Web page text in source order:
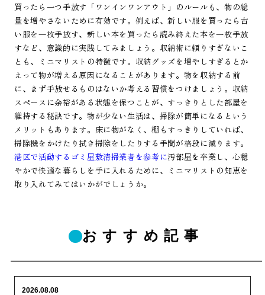
買ったら一つ手放す「ワンインワンアウト」のルールも、物の総
量を増やさないために有効です。例えば、新しい服を買ったら古
い服を一枚手放す、新しい本を買ったら読み終えた本を一枚手放
すなど、意識的に実践してみましょう。収納術に頼りすぎないこ
とも、ミニマリストの特徴です。収納グッズを増やしすぎるとか
えって物が増える原因になることがあります。物を収納する前
に、まず手放せるものはないか考える習慣をつけましょう。収納
スペースに余裕がある状態を保つことが、すっきりとした部屋を
維持する秘訣です。物が少ない生活は、掃除が簡単になるという
メリットもあります。床に物がなく、棚もすっきりしていれば、
掃除機をかけたり拭き掃除をしたりする手間が格段に減ります。
港区で活動するゴミ屋敷清掃業者を参考に汚部屋を卒業し、心穏
やかで快適な暮らしを手に入れるために、ミニマリストの知恵を
取り入れてみてはいかがでしょうか。
おすすめ記事
2026.08.08